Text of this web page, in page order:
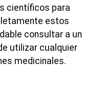
científicos para
estos
consultar a un
utilizar cualquier
medicinales.